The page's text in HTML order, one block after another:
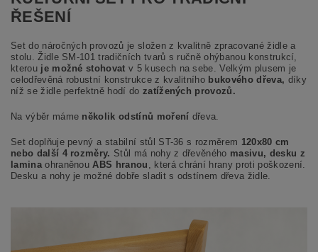
ŘEŠENÍ
Set do náročných provozů je složen z kvalitně zpracované židle a
stolu. Židle SM-101 tradičních tvarů s ručně ohýbanou konstrukcí,
kterouje možné stohovat v 5 kusech na sebe. Velkým plusem je
celodřevěná robustní konstrukce z kvalitního bukového dřeva, díky
níž se židle perfektně hodí do zatížených provozů.
Na výběr máme několik odstínů moření dřeva.
Set doplňuje pevný a stabilní stůl ST-36 s rozměrem 120x80 cm
nebo další 4 rozměry. Stůl má nohy z dřevěného masivu, desku z
laminaohraněnouABS hranou , která chrání hrany proti poškození.
Desku a nohy je možné dobře sladit s odstínem dřeva židle.